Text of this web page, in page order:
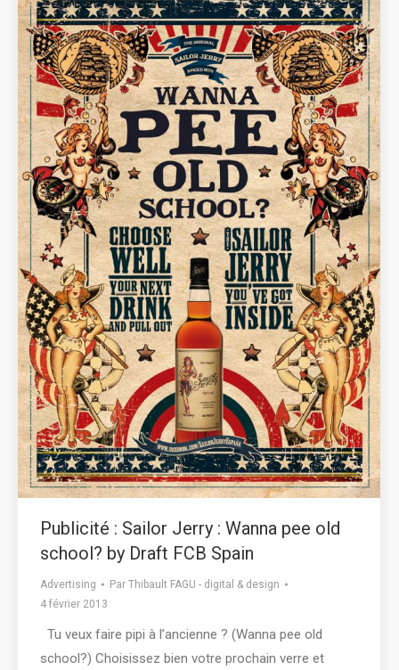
Publicité : Sailor Jerry : Wanna pee old
school? by Draft FCB Spain
Advertising Par Thibault FAGU - digital & design
4 février 2013
Tu veux faire pipi à l’ancienne ? (Wanna pee old
school?) Choisissez bien votre prochain verre et